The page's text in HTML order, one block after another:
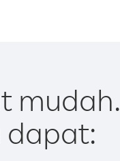
mudah.
dapat: